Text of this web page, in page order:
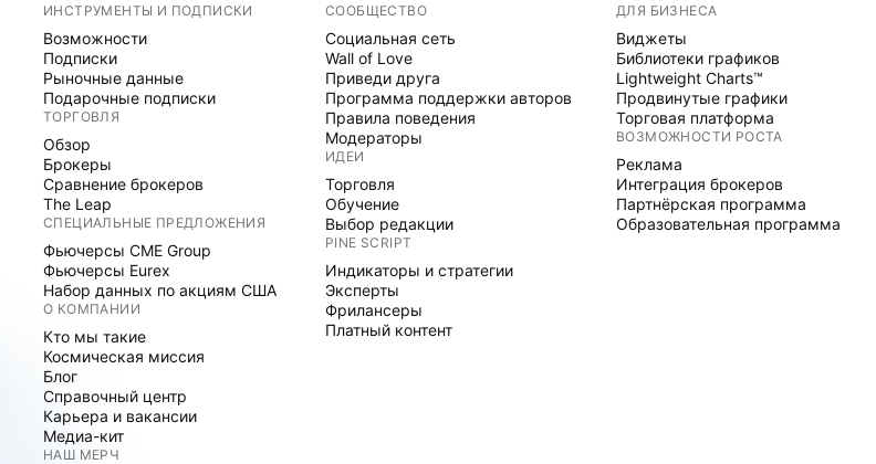
ИНСТРУМЕНТЫ И ПОДПИСКИ
Возможности
Подписки
Рыночные данные
Подарочные подписки
ТОРГОВЛЯ
Обзор
Брокеры
Сравнение брокеров
The Leap
СПЕЦИАЛЬНЫЕ ПРЕДЛОЖЕНИЯ
Фьючерсы CME Group
Фьючерсы Eurex
Набор данных по акциям США
О КОМПАНИИ
Кто мы такие
Космическая миссия
Блог
Справочный центр
Карьера и вакансии
Медиа-кит
НАШ МЕРЧ
СООБЩЕСТВО
Социальная сеть
Wall of Love
Приведи друга
Программа поддержки авторов
Правила поведения
Модераторы
ИДЕИ
Торговля
Обучение
Выбор редакции
PINE SCRIPT
Индикаторы и стратегии
Эксперты
Фрилансеры
Платный контент
ДЛЯ БИЗНЕСА
Виджеты
Библиотеки графиков
Lightweight Charts™
Продвинутые графики
Торговая платформа
ВОЗМОЖНОСТИ РОСТА
Реклама
Интеграция брокеров
Партнёрская программа
Образовательная программа